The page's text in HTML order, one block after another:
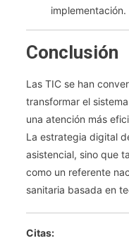
implementación.
Conclusión
Las TIC se han
transformar el
una atención más
La estrategia digital
asistencial, sino que
como un referente
sanitaria basada en
Citas: